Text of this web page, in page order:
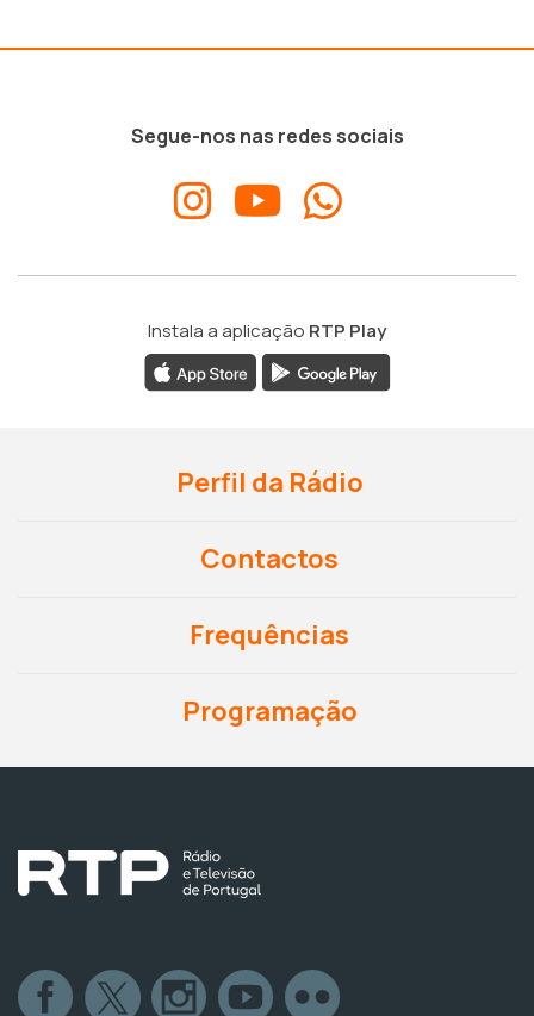
Segue-nos nas redes sociais
Instala a aplicação RTP Play
Perfil da Rádio
Contactos
Frequências
Programação